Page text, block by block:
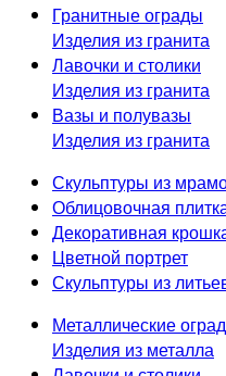
Гранитные ограды
Изделия из гранита
Лавочки и столики
Изделия из гранита
Вазы и полувазы
Изделия из гранита
Скульптуры из
Облицовочная
Декоративная
Цветной портрет
Скульптуры из
Металлические
Изделия из металла